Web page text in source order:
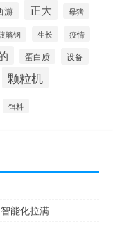
游 正大 母猪
璃钢 生长 疫情
蛋白质 设备
颗粒机
饵料
能化拉满